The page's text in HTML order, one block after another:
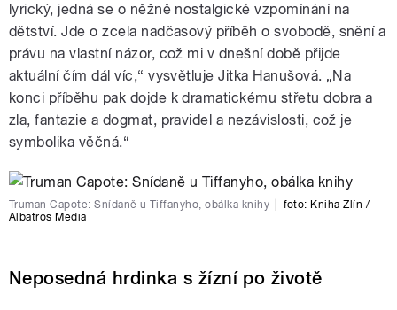
lyrický, jedná se o něžně nostalgické vzpomínání na
dětství. Jde o zcela nadčasový příběh o svobodě, snění a
právu na vlastní názor, což mi v dnešní době přijde
aktuální čím dál víc,“ vysvětluje Jitka Hanušová. „Na
konci příběhu pak dojde k dramatickému střetu dobra a
zla, fantazie a dogmat, pravidel a nezávislosti, což je
symbolika věčná.“
Truman Capote: Snídaně u Tiffanyho, obálka knihy foto:Kniha Zlín /
Albatros Media
Neposedná hrdinka s žízní po životě